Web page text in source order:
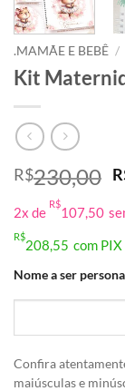
.MAMÃE E BEBÊ /
Kit
R$230,00
2x de
R$
107,50
R$
208,55 com PIX
Nome a ser
Confira
maiúsculas e